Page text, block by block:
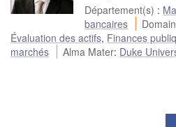
Département(s) :
bancaires
Évaluation des actifs, Finances
marchés
Alma Mater: Duke